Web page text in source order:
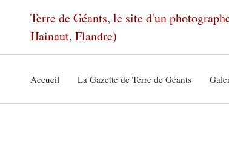
Terre de Géants, le site d'un
Hainaut, Flandre)
Accueil La Gazette de Terre de Géants